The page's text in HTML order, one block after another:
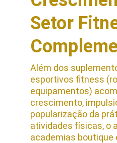
Setor
Além dos
esportivos fitness
equipamentos)
crescimento,
popularização da
atividades físicas, o
academias boutique